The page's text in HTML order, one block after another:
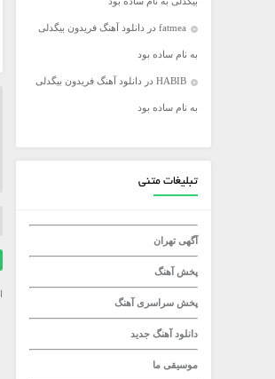
مرتضی سرمدی
مهدی جهانی
مهدی یغمایی
میثم ابراهیمی
میلاد راستاد
fatmea در دانلود آهنگ فریدون بیگدلی
به نام ساده بود
HABIB در دانلود آهنگ فریدون بیگدلی
به نام ساده بود
تبلیغات متنی
آگهی تهران
پخش آهنگ
پخش سراسری آهنگ
دانلود آهنگ جدید
موسیقی ما